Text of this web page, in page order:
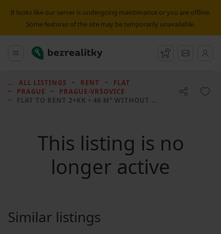
It looks like our server is undergoing maintenance or you are offline.
Some features of the site may be temporarily unavailable.
Main menu
Bezrealitky Watchdog
ALL LISTINGS RENT
FLAT
PRAGUE
PRAGUE-VRŠOVICE
FLAT TO RENT 2+KK • 46 M² WITHOUT REAL ESTATE
This listing is no
longer active
Similar listings